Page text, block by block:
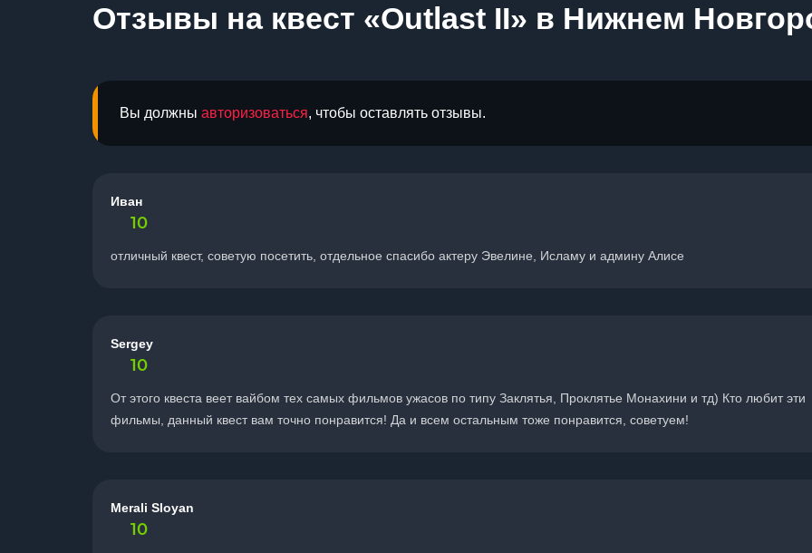
Отзывы на квест «Outlast II» в Нижнем
Вы должны авторизоваться, чтобы оставлять отзывы.
Иван
10
отличный квест, советую посетить, отдельное спасибо актеру Эвелине, Исламу и админу Алисе
Sergey
10
От этого квеста веет вайбом тех самых фильмов ужасов по типу Заклятья, Проклятье Монахини и тд) Кто любит эти
фильмы, данный квест вам точно понравится! Да и всем остальным тоже понравится, советуем!
Merali Sloyan
10